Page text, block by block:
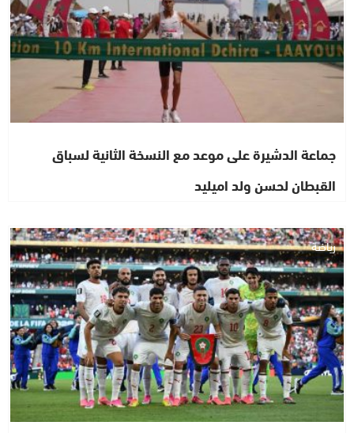
جماعة الدشيرة على موعد مع النسخة الثانية لسباق
القبطان لحسن ولد اميليد
رياضة